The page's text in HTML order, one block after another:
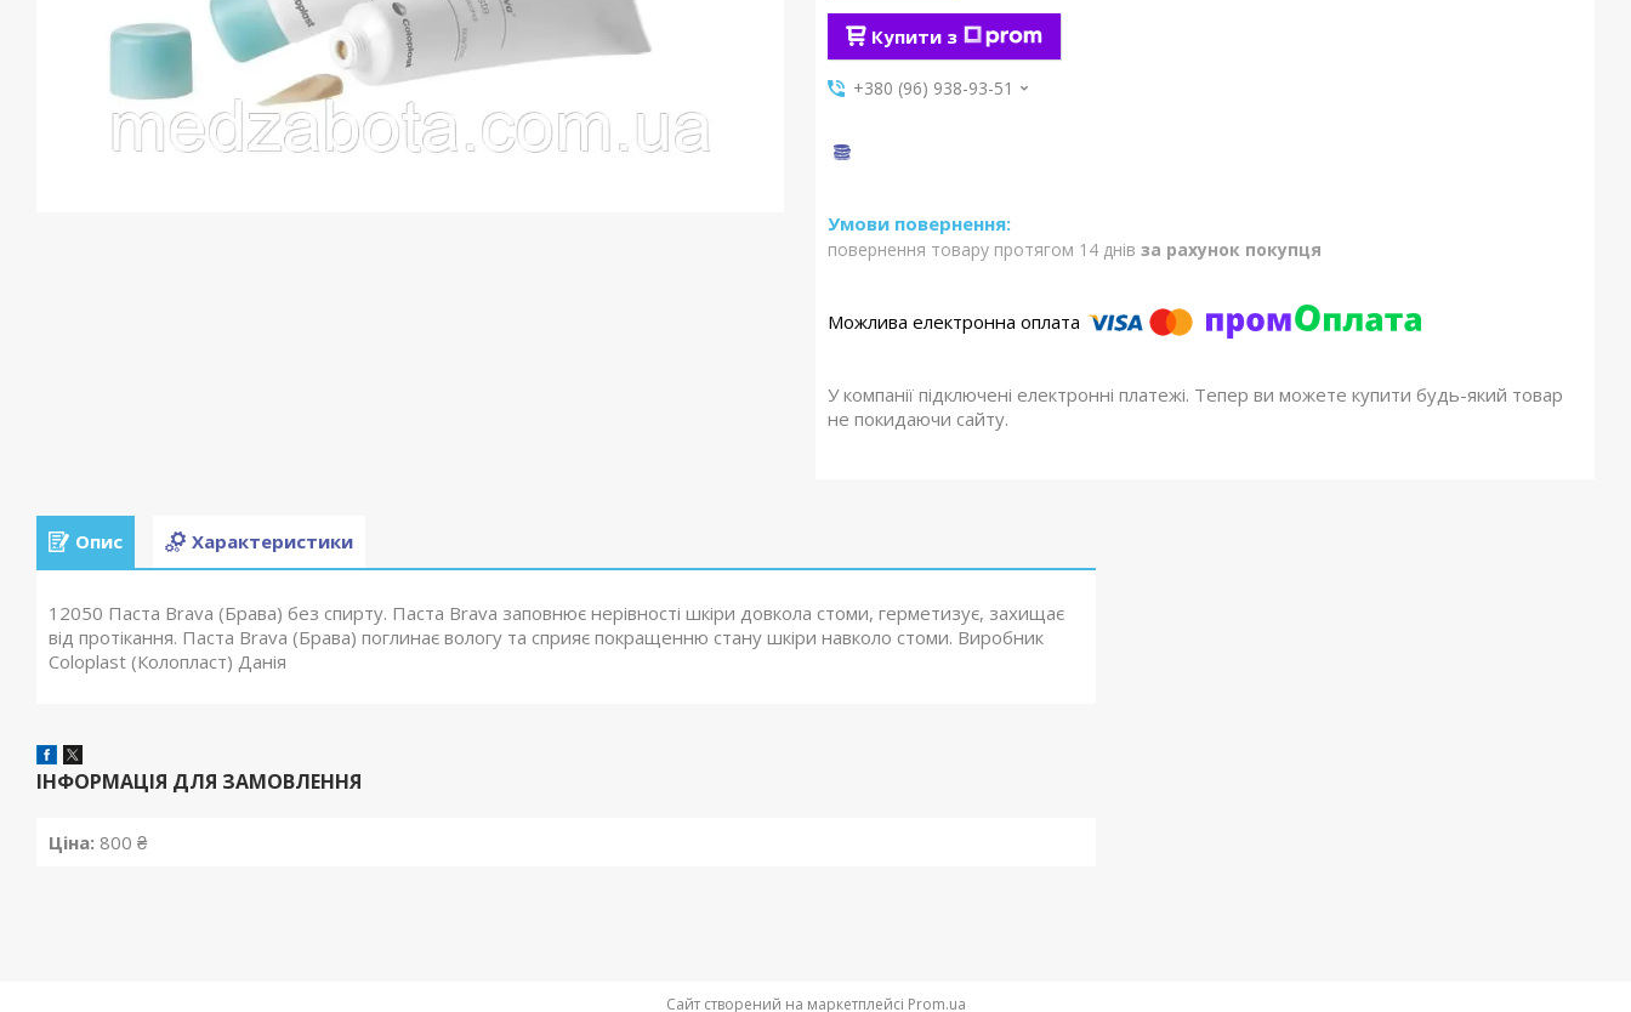
Купити з
+380 (96) 938-93-51
повернення товару протягом 14 днів за рахунок покупця
У компанії підключені електронні платежі. Тепер ви можете купити будь-який товар
не покидаючи сайту.
Опис Характеристики
12050 Паста Brava (Брава) без спирту. Паста Brava заповнює нерівності шкіри довкола стоми, герметизує, захищає
від протікання. Паста Brava (Брава) поглинає вологу та сприяє покращенню стану шкіри навколо стоми. Виробник
Coloplast (Колопласт) Данія
ІНФОРМАЦІЯ ДЛЯ ЗАМОВЛЕННЯ
Ціна: 800 ₴
Сайт створений на маркетплейсі Prom.ua